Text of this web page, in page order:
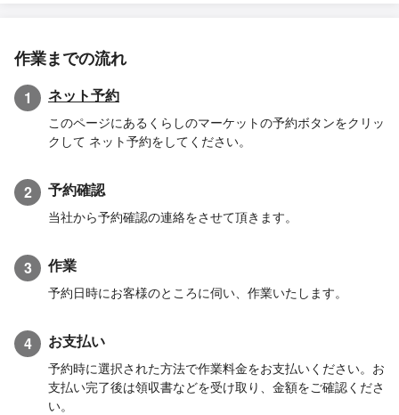
作業までの流れ
1 ネット予約
このページにあるくらしのマーケットの予約ボタンをクリッ
クして ネット予約をしてください。
2 予約確認
当社から予約確認の連絡をさせて頂きます。
3 作業
予約日時にお客様のところに伺い、作業いたします。
4 お支払い
予約時に選択された方法で作業料金をお支払いください。お
支払い完了後は領収書などを受け取り、金額をご確認くださ
い。